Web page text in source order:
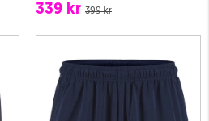
339 kr 399 kr